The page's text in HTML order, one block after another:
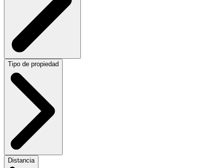
Tipo de propiedad
Distancia